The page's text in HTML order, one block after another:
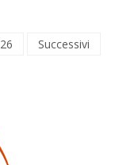
26 Successivi